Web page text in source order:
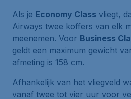
Als je Economy Class vliegt,
Airways twee koffers van elk
meenemen. Voor Business
geldt een maximum gewicht
afmeting is 158 cm.
Afhankelijk van het vliegveld
vanaf twee tot vier uur voor